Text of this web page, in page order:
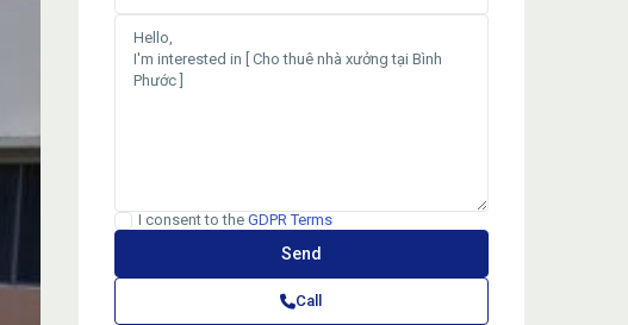
I consent to the GDPR Terms
Call